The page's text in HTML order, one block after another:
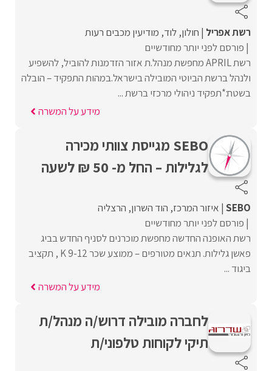
רשת אפריל חולון לוד מודיעין מכבים רעות
פורסם לפני יותר מחודשיים
רשת APRIL מחפשת מנהל.ת אזור הזדמנות להוביל, להשפיע
ולנהל ברשת הביוטי המובילה בישראל.במהות התפקיד – הובלה
בשטח:*תפקיד ניהולי מרכזי ברשת ...
מידע על המשרה
SEBO מגייסת צוותי מכירה
לגלילות – החל מ- 50 ₪ לשעה
SEBO איזור המרכז הוד השרון הרצליה
פורסם לפני יותר מחודשיים
רשת האופנה החדשה מחפשת מוכרנים לסניף החדש בביג
פאשן גלילות. תנאים מטורפים – ממוצע שכר 9-12 K , תקציב
ביגוד ...
מידע על המשרה
לחברה מובילה דרוש/ה מנהל/ת
תיקי לקוחות טלפוני/ת